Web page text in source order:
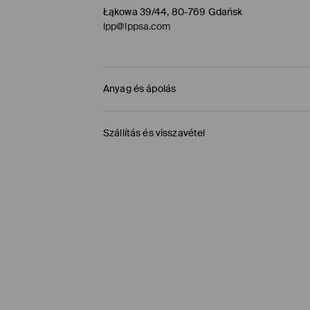
Łąkowa 39/44, 80-769 Gdańsk
lpp@lppsa.com
Anyag és ápolás
Szállítás és visszavétel